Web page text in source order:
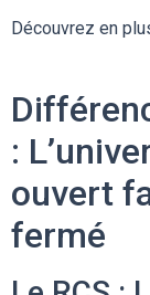
Découvrez en
:
ouvert
fermé